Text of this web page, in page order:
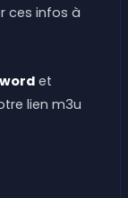
ces infos à
et
lien m3u